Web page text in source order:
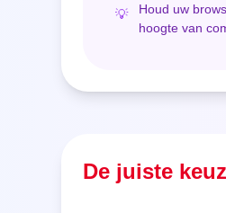
💡
Houd uw
hoogte van
De juiste